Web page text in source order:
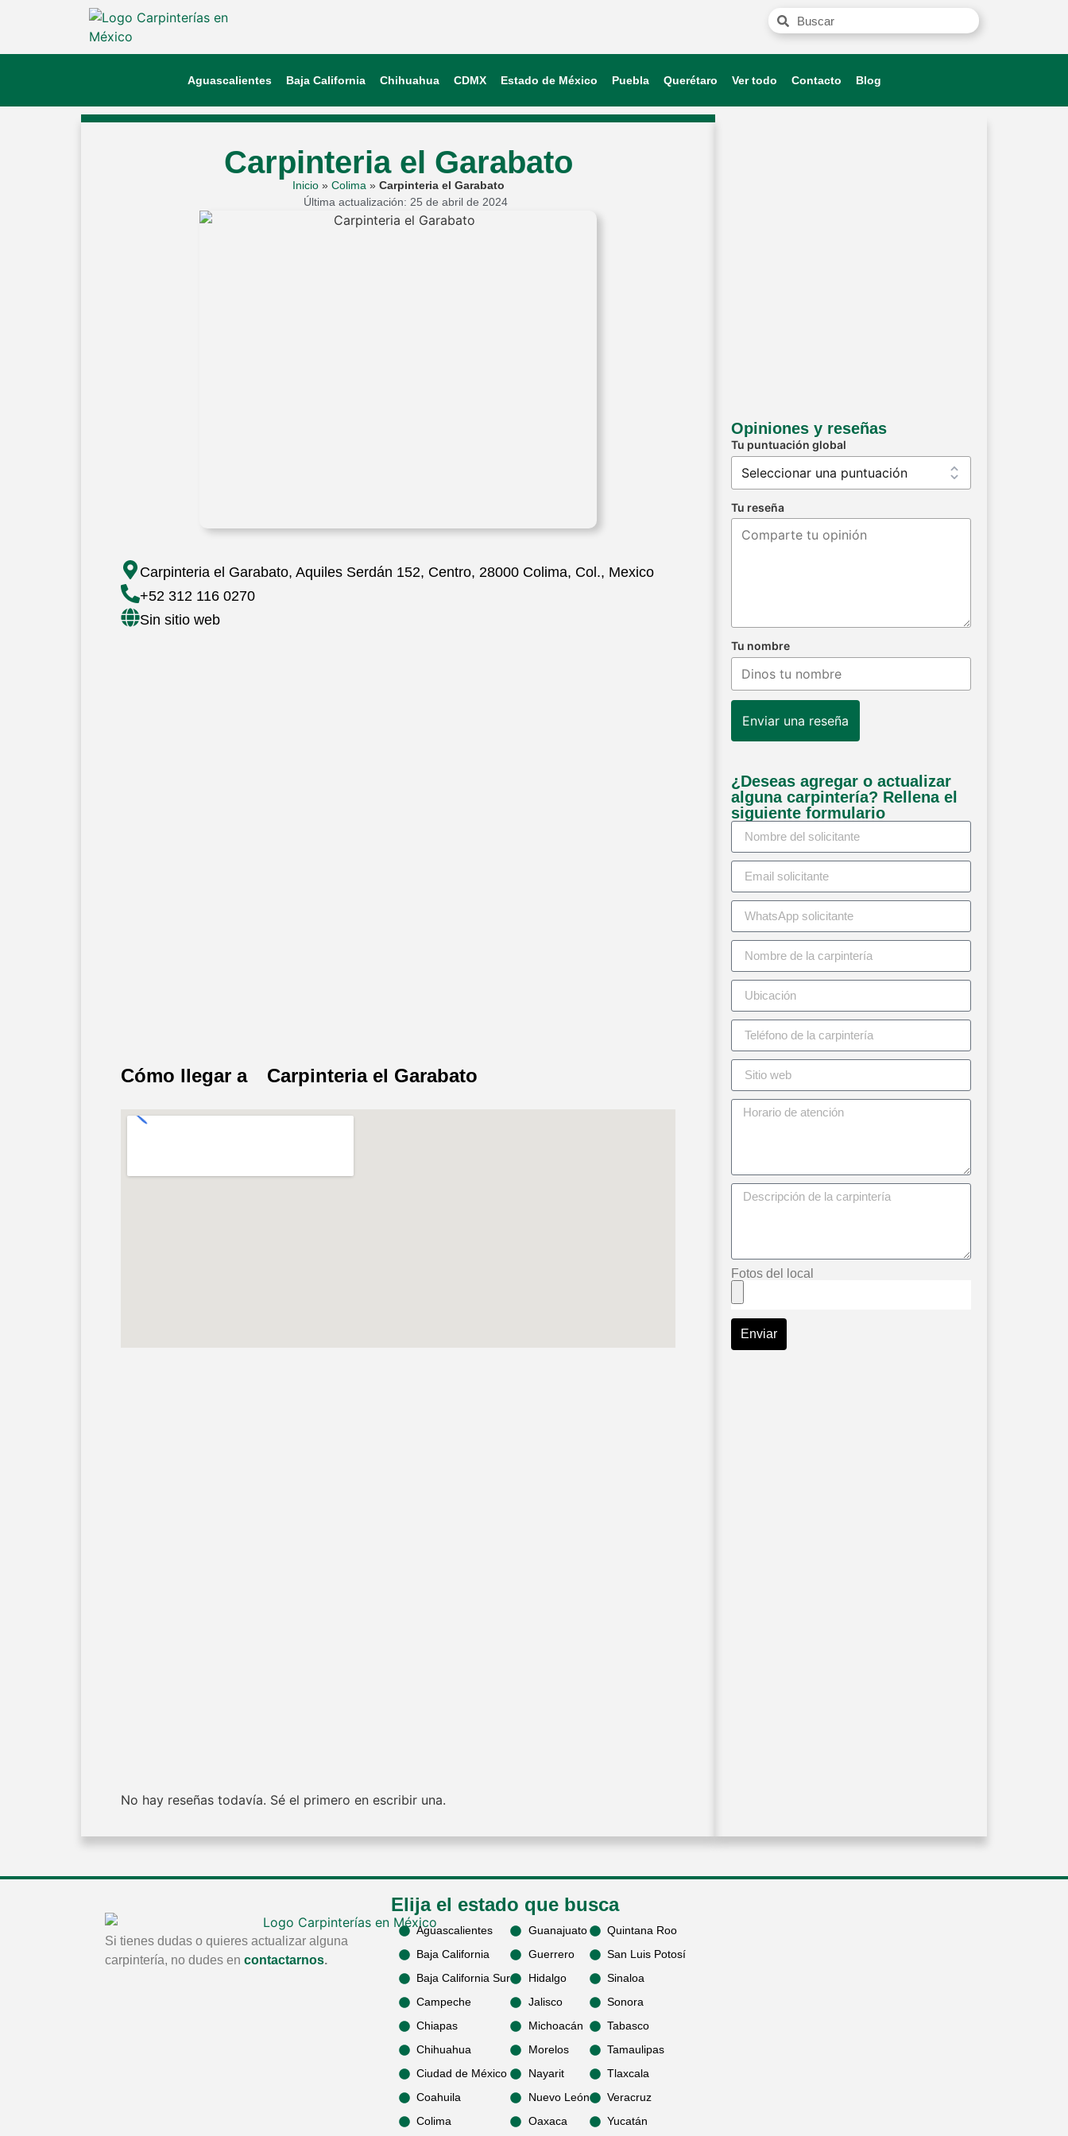
Aguascalientes Baja California Chihuahua CDMX Estado de México Puebla Querétaro Ver todo Contacto Blog
Carpinteria el Garabato
Inicio» Colima» Carpinteria el Garabato
Última actualización: 25 de abril de 2024
Carpinteria el Garabato, Aquiles Serdán 152, Centro, 28000 Colima, Col., Mexico
+52 312 116 0270
Sin sitio web
Cómo llegar a Carpinteria el Garabato
No hay reseñas todavía. Sé el primero en escribir una.
Opiniones y reseñas
Tu puntuación global
Tu reseña
Tu nombre
Enviar una reseña
¿Deseas agregar o actualizar
alguna carpintería? Rellena el
siguiente formulario
Fotos del local
Enviar
Si tienes dudas o quieres actualizar alguna
carpintería, no dudes en contactarnos.
Elija el estado que busca
Aguascalientes
Baja California
Baja California Sur
Campeche
Chiapas
Chihuahua
Ciudad de México
Coahuila
Colima
Guanajuato
Guerrero
Hidalgo
Jalisco
Michoacán
Morelos
Nayarit
Nuevo León
Oaxaca
Quintana Roo
San Luis Potosí
Sinaloa
Sonora
Tabasco
Tamaulipas
Tlaxcala
Veracruz
Yucatán